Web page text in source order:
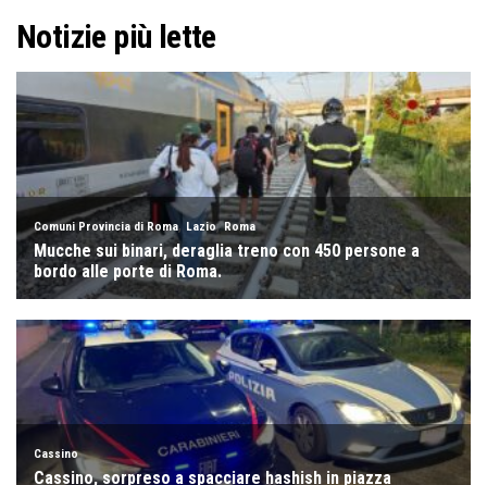
Notizie più lette